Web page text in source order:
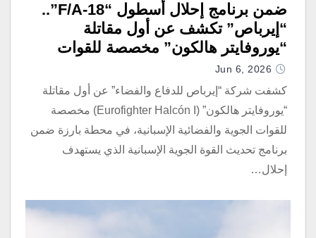
ضمن برنامج إحلال أسطول “F/A-18”..
“إيرباص” تكشف عن أول مقاتلة
“يوروفايتر هالكون” مخصصة للقوات
الجوية الإسبانية
Jun 6, 2026
كشفت شركة “إيرباص للدفاع والفضاء” عن أول مقاتلة
“يوروفايتر هالكون” (Eurofighter Halcón I) مخصصة
للقوات الجوية والفضائية الإسبانية، في محطة بارزة ضمن
برنامج تحديث القوة الجوية الإسبانية الذي يستهدف
إحلال…